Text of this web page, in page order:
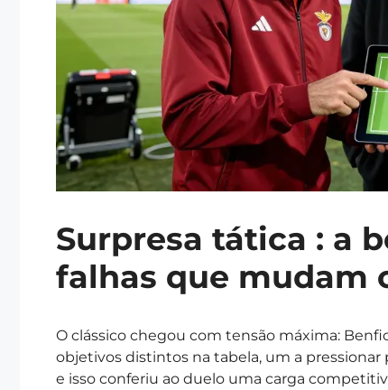
Surpresa tática : a
falhas que mudam
O clássico chegou com tensão máxima:
objetivos distintos na tabela, um a
e isso conferiu ao duelo uma carga